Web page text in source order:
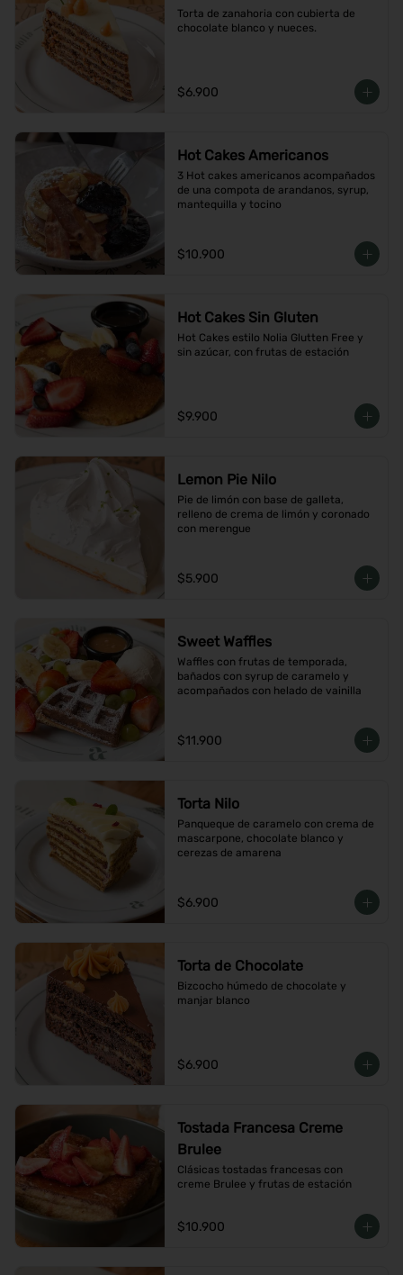
Torta de zanahoria con cubierta de
chocolate blanco y nueces.
$6.900
Hot Cakes Americanos
3 Hot cakes americanos acompañados
de una compota de arandanos, syrup,
mantequilla y tocino
$10.900
Hot Cakes Sin Gluten
Hot Cakes estilo Nolia Glutten Free y
sin azúcar, con frutas de estación
$9.900
Lemon Pie Nilo
Pie de limón con base de galleta,
relleno de crema de limón y coronado
con merengue
$5.900
Sweet Waffles
Waffles con frutas de temporada,
bañados con syrup de caramelo y
acompañados con helado de vainilla
$11.900
Torta Nilo
Panqueque de caramelo con crema de
mascarpone, chocolate blanco y
cerezas de amarena
$6.900
Torta de Chocolate
Bizcocho húmedo de chocolate y
manjar blanco
$6.900
Tostada Francesa Creme
Brulee
Clásicas tostadas francesas con
creme Brulee y frutas de estación
$10.900